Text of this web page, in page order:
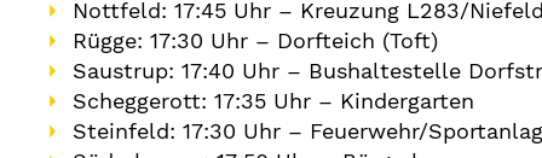
Nottfeld: 17:45 Uhr – Kreuzung L283/
Rügge: 17:30 Uhr – Dorfteich (Toft)
Saustrup: 17:40 Uhr – Bushaltestelle
Scheggerott: 17:35 Uhr – Kindergarten
Steinfeld: 17:30 Uhr – Feuerwehr/